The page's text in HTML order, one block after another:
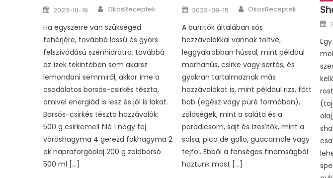
Posted
on
2023-10-19 Author
OkosReceptek
Ha egyszerre van szükséged
fehérjére, továbbá lassú és gyors
felszívódású szénhidrátra, továbbá
az ízek tekintében sem akarsz
lemondani semmiről, akkor íme a
csodálatos borsós-csirkés tészta,
amivel energiád is lesz és jól is lakat.
Borsós-csirkés tészta hozzávalók:
500 g csirkemell filé 1 nagy fej
vöröshagyma 4 gerezd fokhagyma 2
ek napraforgóolaj 200 g zöldborsó
500 ml […]
Posted
on
2023-09-15 Author
OkosReceptek
A burritók általában sós
hozzávalókkal vannak töltve,
leggyakrabban hússal, mint például
marhahús, csirke vagy sertés, és
gyakran tartalmaznak más
hozzávalókat is, mint például rizs, főtt
bab (egész vagy püré formában),
zöldségek, mint a saláta és a
paradicsom, sajt és ízesítők, mint a
salsa, pico de gallo, guacamole vagy
tejföl. Ebből a fenséges finomságból
hoztunk most […]